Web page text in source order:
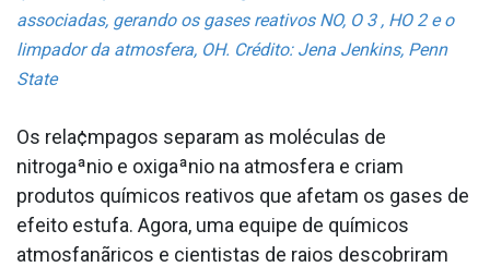
associadas, gerando os gases reativos NO, O 3 , HO 2 e o
limpador da atmosfera, OH. Crédito: Jena Jenkins, Penn
State
Os rela¢mpagos separam as moléculas de
nitrogaªnio e oxigaªnio na atmosfera e criam
produtos químicos reativos que afetam os gases de
efeito estufa. Agora, uma equipe de químicos
atmosfanãricos e cientistas de raios descobriram